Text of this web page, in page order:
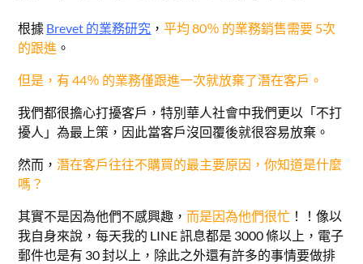
根據 Brevet 的業務研究 ，平均 80％ 的業務銷售需要 5次
的跟進 。
但是，有 44％ 的業務僅跟進一次就放棄了潛在客戶。
我們都很擔心打擾客戶，特別華人社會中我們更以「不打
擾人」為最上策，因此當客戶沒回覆後就很容易放棄。
然而，潛在客戶往往不購買的最主要原因，你知道是什麼
嗎？
其實不是因為他們不感興趣，而是因為他們很忙 ！！像以
我自身來說，每天我的 LINE 訊息都是 3000 條以上，電子
郵件也是有 30 封以上，除此之外還有許多的事情要做排